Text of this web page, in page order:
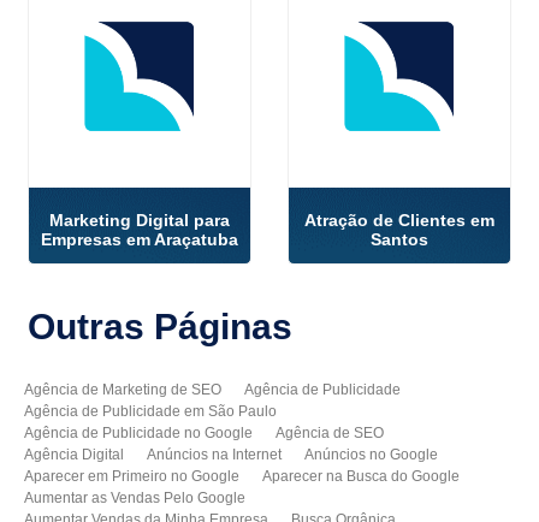
Marketing Digital para
Empresas em Araçatuba
Atração de Clientes em
Santos
Outras Páginas
Agência de Marketing de SEO
Agência de Publicidade
Agência de Publicidade em São Paulo
Agência de Publicidade no Google
Agência de SEO
Agência Digital
Anúncios na Internet
Anúncios no Google
Aparecer em Primeiro no Google
Aparecer na Busca do Google
Aumentar as Vendas Pelo Google